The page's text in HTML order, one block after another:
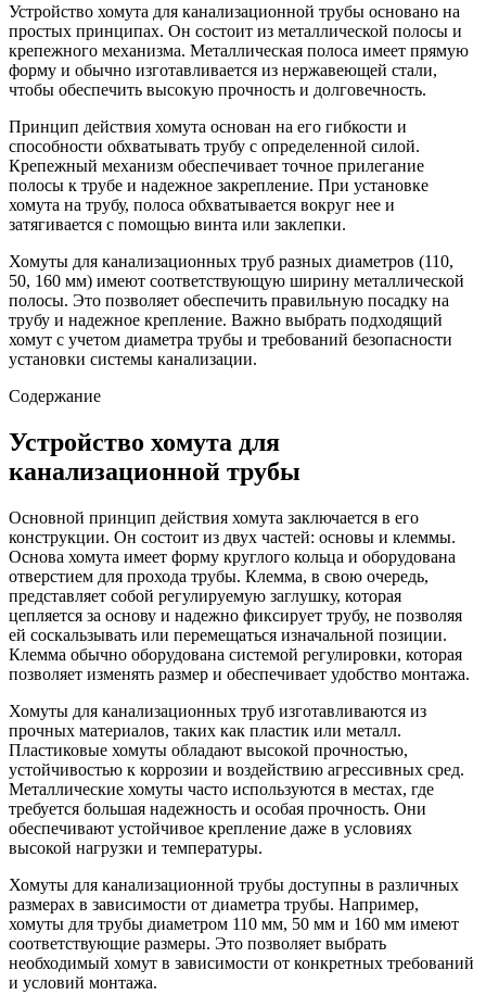
Устройство хомута для канализационной трубы основано на
простых принципах. Он состоит из металлической полосы и
крепежного механизма. Металлическая полоса имеет прямую
форму и обычно изготавливается из нержавеющей стали,
чтобы обеспечить высокую прочность и долговечность.
Принцип действия хомута основан на его гибкости и
способности обхватывать трубу с определенной силой.
Крепежный механизм обеспечивает точное прилегание
полосы к трубе и надежное закрепление. При установке
хомута на трубу, полоса обхватывается вокруг нее и
затягивается с помощью винта или заклепки.
Хомуты для канализационных труб разных диаметров (110,
50, 160 мм) имеют соответствующую ширину металлической
полосы. Это позволяет обеспечить правильную посадку на
трубу и надежное крепление. Важно выбрать подходящий
хомут с учетом диаметра трубы и требований безопасности
установки системы канализации.
Содержание
Устройство хомута для
канализационной трубы
Основной принцип действия хомута заключается в его
конструкции. Он состоит из двух частей: основы и клеммы.
Основа хомута имеет форму круглого кольца и оборудована
отверстием для прохода трубы. Клемма, в свою очередь,
представляет собой регулируемую заглушку, которая
цепляется за основу и надежно фиксирует трубу, не позволяя
ей соскальзывать или перемещаться изначальной позиции.
Клемма обычно оборудована системой регулировки, которая
позволяет изменять размер и обеспечивает удобство монтажа.
Хомуты для канализационных труб изготавливаются из
прочных материалов, таких как пластик или металл.
Пластиковые хомуты обладают высокой прочностью,
устойчивостью к коррозии и воздействию агрессивных сред.
Металлические хомуты часто используются в местах, где
требуется большая надежность и особая прочность. Они
обеспечивают устойчивое крепление даже в условиях
высокой нагрузки и температуры.
Хомуты для канализационной трубы доступны в различных
размерах в зависимости от диаметра трубы. Например,
хомуты для трубы диаметром 110 мм, 50 мм и 160 мм имеют
соответствующие размеры. Это позволяет выбрать
необходимый хомут в зависимости от конкретных требований
и условий монтажа.